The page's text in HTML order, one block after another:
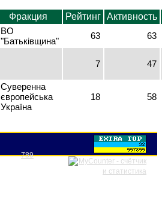
Фракция Рейтинг Активность
ВО
"Батьківщина"
63 63
7 47
Суверенна
європейська
Україна
18 58
789